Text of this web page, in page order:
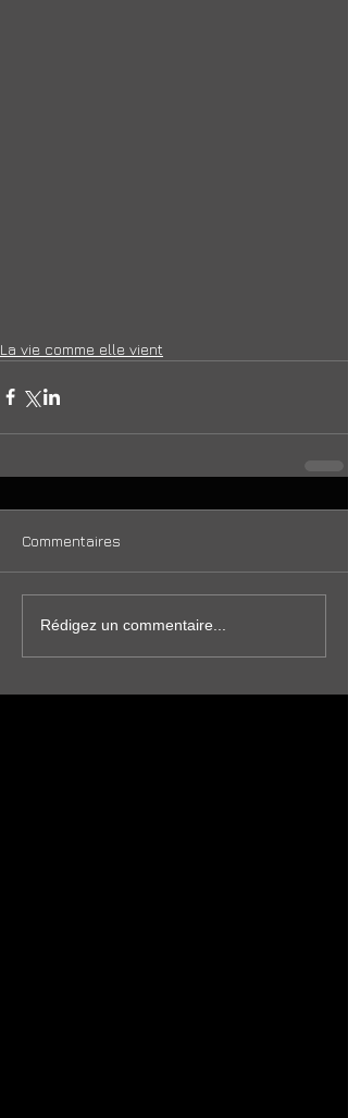
La vie comme elle vient
Commentaires
Rédigez un commentaire...